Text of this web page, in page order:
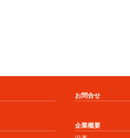
お問合せ
企業概要